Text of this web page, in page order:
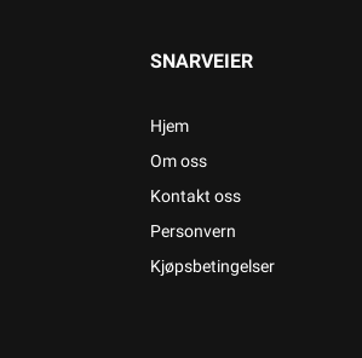
SNARVEIER
Hjem
Om oss
Kontakt oss
Personvern
Kjøpsbetingelser